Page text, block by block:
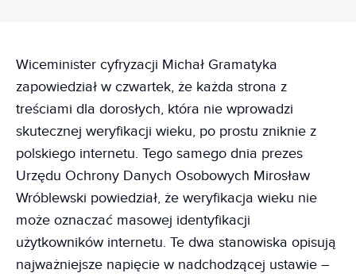
Wiceminister cyfryzacji Michał Gramatyka
zapowiedział w czwartek, że każda strona z
treściami dla dorosłych, która nie wprowadzi
skutecznej weryfikacji wieku, po prostu zniknie z
polskiego internetu. Tego samego dnia prezes
Urzędu Ochrony Danych Osobowych Mirosław
Wróblewski powiedział, że weryfikacja wieku nie
może oznaczać masowej identyfikacji
użytkowników internetu. Te dwa stanowiska opisują
najważniejsze napięcie w nadchodzącej ustawie –